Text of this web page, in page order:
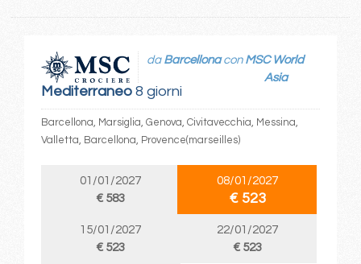
Mediterraneo8 giorni
da Barcellonacon MSC World
Asia
Barcellona, Marsiglia, Genova, Civitavecchia, Messina,
Valletta, Barcellona, Provence(marseilles)
01/01/2027
€ 583
08/01/2027
€ 523
15/01/2027
€ 523
22/01/2027
€ 523